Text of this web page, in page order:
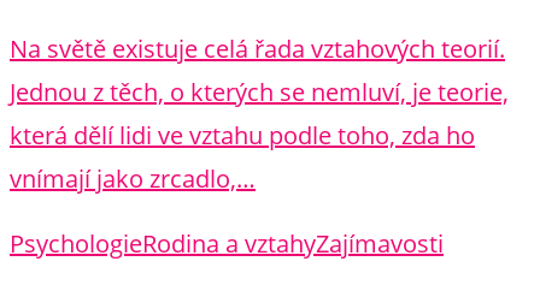
Na světě existuje celá řada vztahových teorií.
Jednou z těch, o kterých se nemluví, je teorie,
která dělí lidi ve vztahu podle toho, zda ho
vnímají jako zrcadlo,…
PsychologieRodina a vztahyZajímavosti